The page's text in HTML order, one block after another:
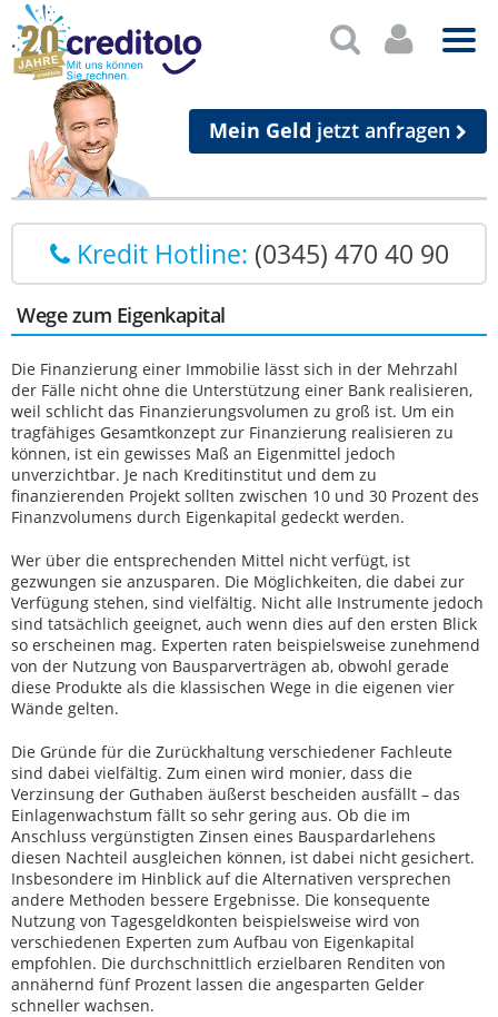
Mein Geld jetzt anfragen
Kredit Hotline: (0345) 470 40 90
Wege zum Eigenkapital
Die Finanzierung einer Immobilie lässt sich in der Mehrzahl
der Fälle nicht ohne die Unterstützung einer Bank realisieren,
weil schlicht das Finanzierungsvolumen zu groß ist. Um ein
tragfähiges Gesamtkonzept zur Finanzierung realisieren zu
können, ist ein gewisses Maß an Eigenmittel jedoch
unverzichtbar. Je nach Kreditinstitut und dem zu
finanzierenden Projekt sollten zwischen 10 und 30 Prozent des
Finanzvolumens durch Eigenkapital gedeckt werden.
Wer über die entsprechenden Mittel nicht verfügt, ist
gezwungen sie anzusparen. Die Möglichkeiten, die dabei zur
Verfügung stehen, sind vielfältig. Nicht alle Instrumente jedoch
sind tatsächlich geeignet, auch wenn dies auf den ersten Blick
so erscheinen mag. Experten raten beispielsweise zunehmend
von der Nutzung von Bausparverträgen ab, obwohl gerade
diese Produkte als die klassischen Wege in die eigenen vier
Wände gelten.
Die Gründe für die Zurückhaltung verschiedener Fachleute
sind dabei vielfältig. Zum einen wird monier, dass die
Verzinsung der Guthaben äußerst bescheiden ausfällt – das
Einlagenwachstum fällt so sehr gering aus. Ob die im
Anschluss vergünstigten Zinsen eines Bauspardarlehens
diesen Nachteil ausgleichen können, ist dabei nicht gesichert.
Insbesondere im Hinblick auf die Alternativen versprechen
andere Methoden bessere Ergebnisse. Die konsequente
Nutzung von Tagesgeldkonten beispielsweise wird von
verschiedenen Experten zum Aufbau von Eigenkapital
empfohlen. Die durchschnittlich erzielbaren Renditen von
annähernd fünf Prozent lassen die angesparten Gelder
schneller wachsen.